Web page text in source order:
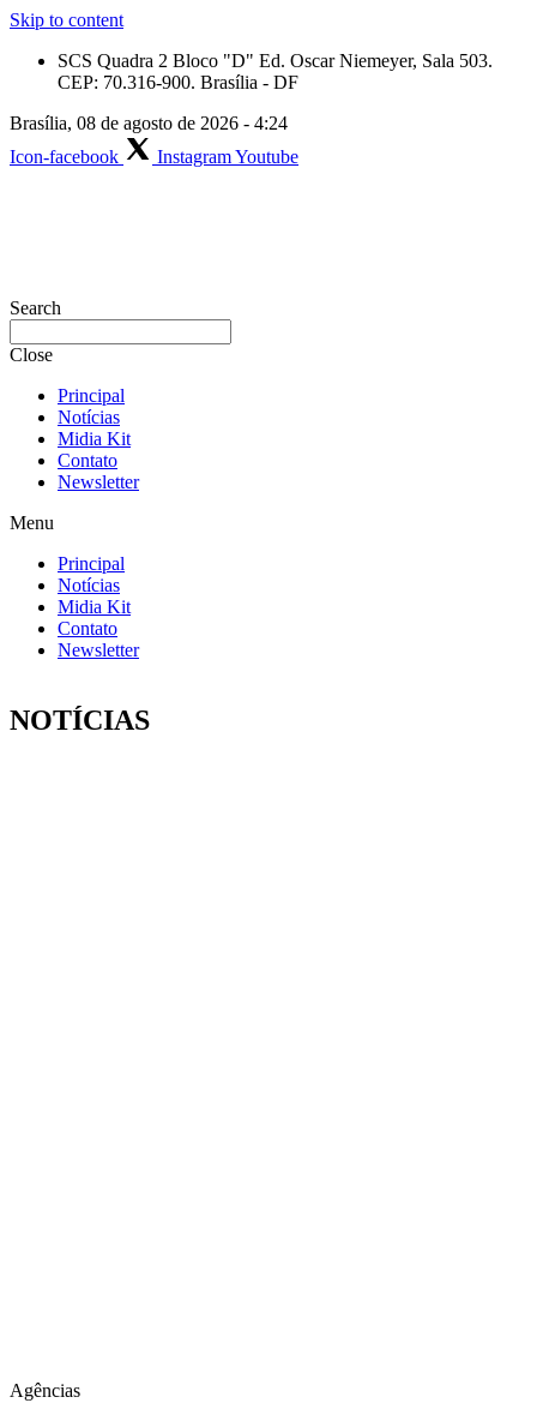
Skip to content
SCS Quadra 2 Bloco "D" Ed. Oscar Niemeyer, Sala 503.
CEP: 70.316-900. Brasília - DF
Brasília, 08 de agosto de 2026 - 4:24
Icon-facebook
InstagramYoutube
Search
Close
Principal
Notícias
Midia Kit
Contato
Newsletter
Menu
Principal
Notícias
Midia Kit
Contato
Newsletter
NOTÍCIAS
Agências